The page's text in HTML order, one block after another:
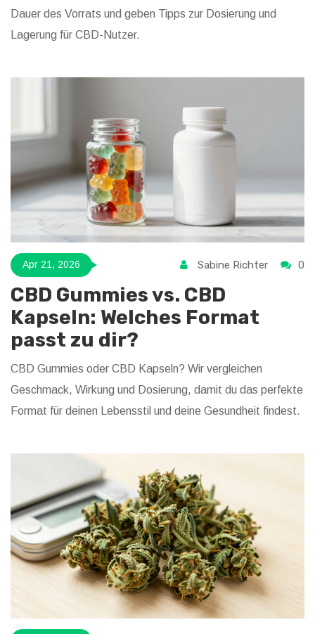
Dauer des Vorrats und geben Tipps zur Dosierung und
Lagerung für CBD-Nutzer.
Apr 21, 2026 Sabine Richter 0
CBD Gummies vs. CBD
Kapseln: Welches Format
passt zu dir?
CBD Gummies oder CBD Kapseln? Wir vergleichen
Geschmack, Wirkung und Dosierung, damit du das perfekte
Format für deinen Lebensstil und deine Gesundheit findest.